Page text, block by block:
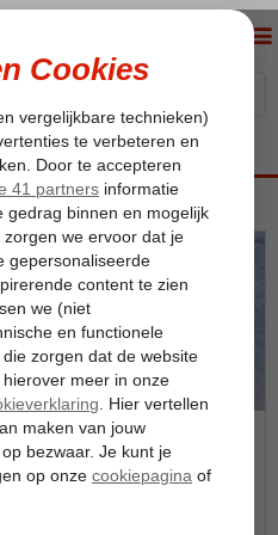
Taba
bekend als conflictgebied
is vakantiebestemming Taba